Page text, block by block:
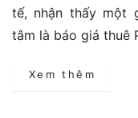
tế, nhận thấy một
tâm là báo giá thuê
Xem thêm